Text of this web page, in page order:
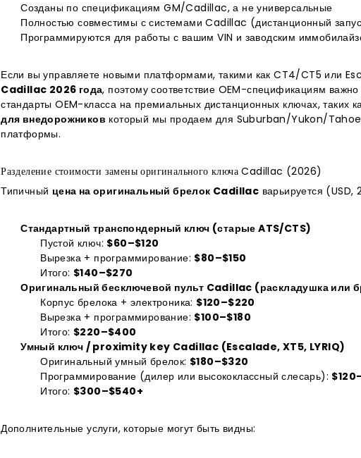
Созданы по спецификациям GM/Cadillac, а не универсальные
Полностью совместимы с системами Cadillac (дистанционный
Программируются для работы с вашим VIN и заводским
Если вы управляете новыми платформами, такими как CT4/CT5 или
Cadillac 2026 года, поэтому соответствие OEM-спецификациям
стандарты OEM-класса на премиальных дистанционных ключах, таких
для внедорожников который мы продаем для Suburban/Yukon/Tahoe
платформы.
Разделение стоимости замены оригинального ключа Cadillac (2026)
Типичный цена на оригинальный брелок Cadillac варьируется (USD,
Стандартный транспондерный ключ (старые ATS/CTS)
Пустой ключ: $60–$120
Вырезка + программирование: $80–$150
Итого: $140–$270
Оригинальный бесключевой пульт Cadillac (раскладушка или
Корпус брелока + электроника: $120–$220
Вырезка + программирование: $100–$180
Итого: $220–$400
Умный ключ / proximity key Cadillac (Escalade, XT5, LYRIQ)
Оригинальный умный брелок: $180–$320
Программирование (дилер или высококлассный слесарь):
Итого: $300–$540+
Дополнительные услуги, которые могут быть видны: